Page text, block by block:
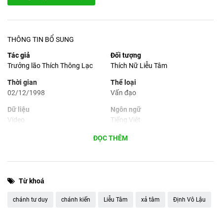
THÔNG TIN BỔ SUNG
Tác giả
Trưởng lão Thích Thông Lạc
Đối tượng
Thích Nữ Liễu Tâm
Thời gian
02/12/1998
Thể loại
Vấn đạo
Dữ liệu
Video
Ngôn ngữ
Tiếng Việt
ĐỌC THÊM
Từ khoá
chánh tư duy chánh kiến Liễu Tâm xả tâm Định Vô Lậu